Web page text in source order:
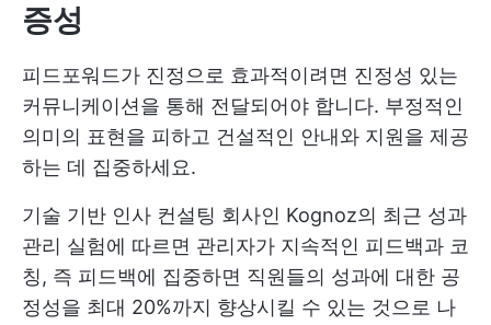
증성
피드포워드가 진정으로 효과적이려면 진정성 있는
커뮤니케이션을 통해 전달되어야 합니다. 부정적인
의미의 표현을 피하고 건설적인 안내와 지원을 제공
하는 데 집중하세요.
기술 기반 인사 컨설팅 회사인 Kognoz의 최근 성과
관리 실험에 따르면 관리자가 지속적인 피드백과 코
칭, 즉 피드백에 집중하면 직원들의 성과에 대한 공
정성을 최대 20%까지 향상시킬 수 있는 것으로 나